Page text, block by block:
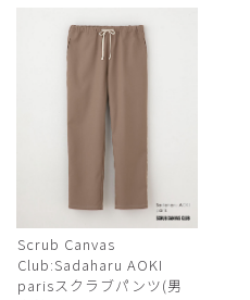
Scrub Canvas
Club:Sadaharu AOKI
parisスクラブパンツ(男